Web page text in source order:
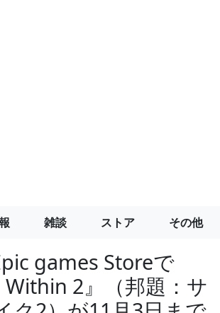
雑談 ストア その他
games Storeで
Within 2』（邦題：サ